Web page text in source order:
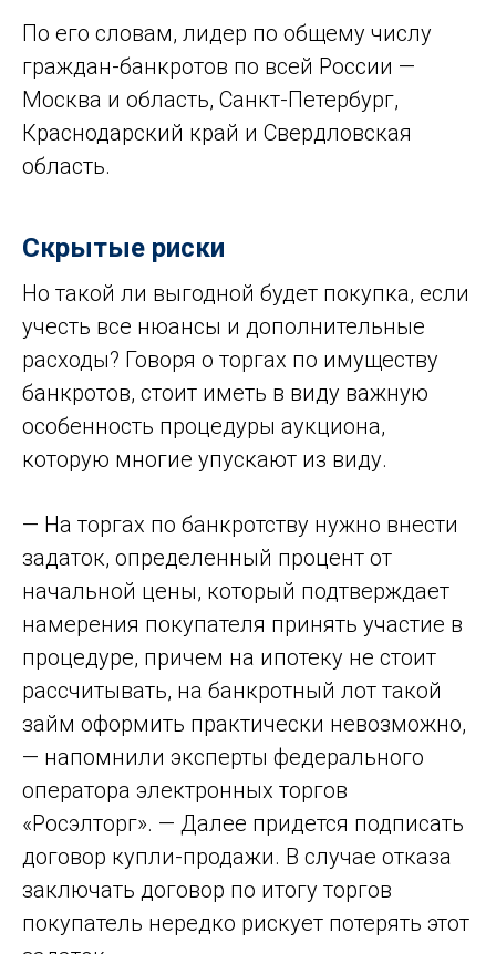
По его словам, лидер по общему числу
граждан-банкротов по всей России —
Москва и область, Санкт-Петербург,
Краснодарский край и Свердловская
область.
Скрытые риски
Но такой ли выгодной будет покупка, если
учесть все нюансы и дополнительные
расходы? Говоря о торгах по имуществу
банкротов, стоит иметь в виду важную
особенность процедуры аукциона,
которую многие упускают из виду.
— На торгах по банкротству нужно внести
задаток, определенный процент от
начальной цены, который подтверждает
намерения покупателя принять участие в
процедуре, причем на ипотеку не стоит
рассчитывать, на банкротный лот такой
займ оформить практически невозможно,
— напомнили эксперты федерального
оператора электронных торгов
«Росэлторг». — Далее придется подписать
договор купли-продажи. В случае отказа
заключать договор по итогу торгов
покупатель нередко рискует потерять этот